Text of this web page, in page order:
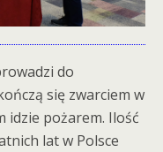
do
się zwarciem w
idzie pożarem. Ilość
lat w Polsce